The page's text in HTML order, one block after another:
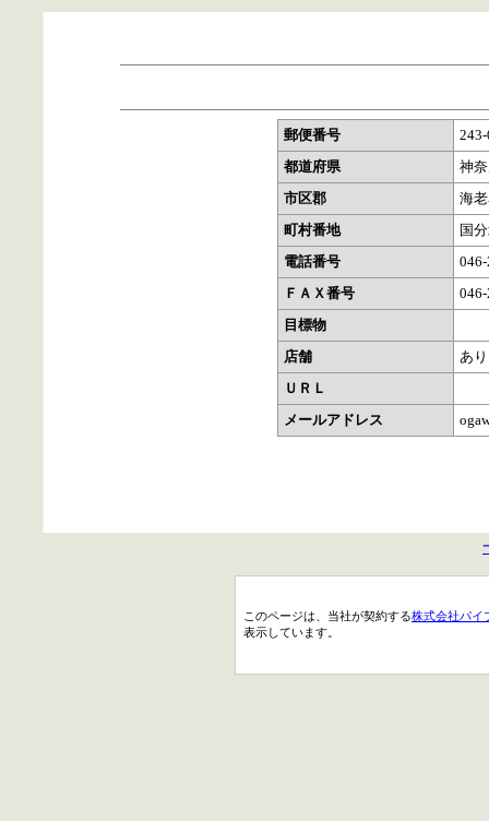
郵便番号
都道府県
神
市区郡
海
町村番地
国
電話番号
ＦＡＸ番号
目標物
店舗
あり
ＵＲＬ
メールアドレス
このページは、当社が契約する株式会社パイ
表示しています。